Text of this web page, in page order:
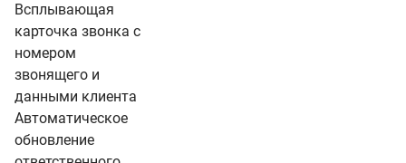
Всплывающая
карточка звонка с
номером
звонящего и
данными клиента
Автоматическое
обновление